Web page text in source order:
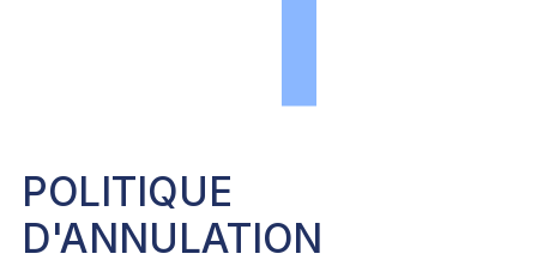
POLITIQUE
D'ANNULATION